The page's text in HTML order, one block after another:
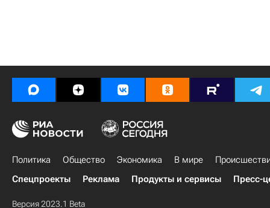
Политика Общество Экономика В мире
Спецпроекты
Реклама Продукты и сервисы Пресс-
Версия 2023.1 Beta